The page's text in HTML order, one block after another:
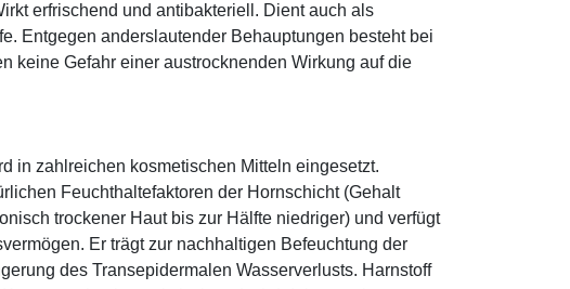
erfrischend und antibakteriell. Dient auch als
Entgegen anderslautender Behauptungen besteht bei
keine Gefahr einer austrocknenden Wirkung auf die
in zahlreichen kosmetischen Mitteln eingesetzt.
Feuchthaltefaktoren der Hornschicht (Gehalt
trockener Haut bis zur Hälfte niedriger) und verfügt
Er trägt zur nachhaltigen Befeuchtung der
des Transepidermalen Wasserverlusts. Harnstoff